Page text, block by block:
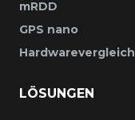
mRDD
GPS nano
Hardwarevergleich
LÖSUNGEN